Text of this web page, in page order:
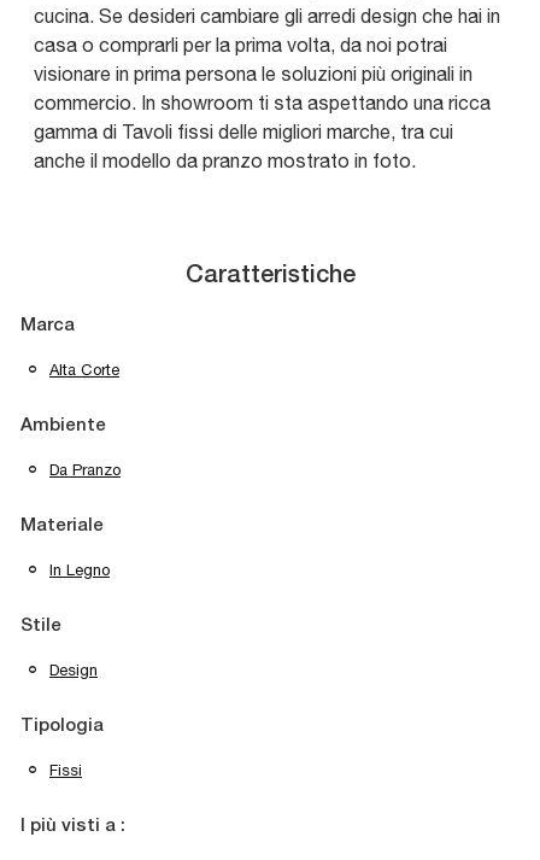
cucina. Se desideri cambiare gli arredi design che hai in
casa o comprarli per la prima volta, da noi potrai
visionare in prima persona le soluzioni più originali in
commercio. In showroom ti sta aspettando una ricca
gamma di Tavoli fissi delle migliori marche, tra cui
anche il modello da pranzo mostrato in foto.
Caratteristiche
Marca
Alta Corte
Ambiente
Da Pranzo
Materiale
In Legno
Stile
Design
Tipologia
Fissi
I più visti a :